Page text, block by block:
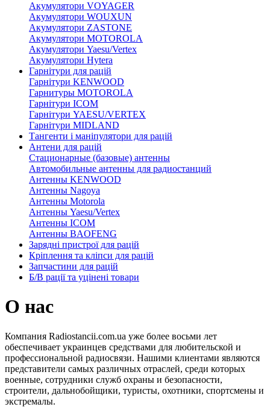
Акумулятори VOYAGER
Акумулятори WOUXUN
Акумулятори ZASTONE
Акумулятори MOTOROLA
Акумулятори Yaesu/Vertex
Акумулятори Hytera
Гарнітури для рацій
Гарнітури KENWOOD
Гарнитуры MOTOROLA
Гарнітури ICOM
Гарнітури YAESU/VERTEX
Гарнітури MIDLAND
Тангенти і маніпулятори для рацій
Антени для рацій
Стационарные (базовые) антенны
Автомобильные антенны для радиостанций
Антенны KENWOOD
Антенны Nagoya
Антенны Motorola
Антенны Yaesu/Vertex
Антенны ICOM
Антенны BAOFENG
Зарядні пристрої для рацій
Кріплення та кліпси для рацій
Запчастини для рацій
Б/В рації та уцінені товари
О нас
Компания Radiostancii.com.ua уже более восьми лет
обеспечивает украинцев средствами для любительской и
профессиональной радиосвязи. Нашими клиентами являются
представители самых различных отраслей, среди которых
военные, сотрудники служб охраны и безопасности,
строители, дальнобойщики, туристы, охотники, спортсмены и
экстремалы.